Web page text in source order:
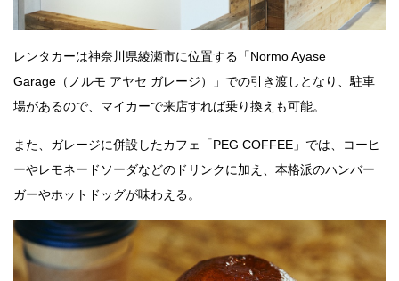
レンタカーは神奈川県綾瀬市に位置する「Normo Ayase
Garage（ノルモ アヤセ ガレージ）」での引き渡しとなり、駐車
場があるので、マイカーで来店すれば乗り換えも可能。
また、ガレージに併設したカフェ「PEG COFFEE」では、コーヒ
ーやレモネードソーダなどのドリンクに加え、本格派のハンバー
ガーやホットドッグが味わえる。